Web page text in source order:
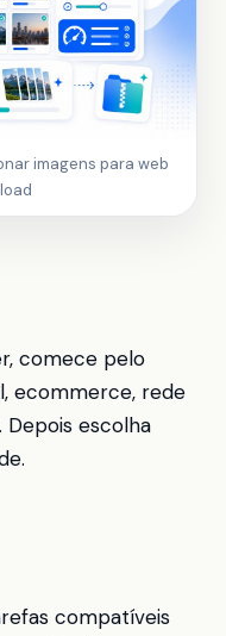
imagens para web
comece pelo
ecommerce, rede
escolha
compatíveis